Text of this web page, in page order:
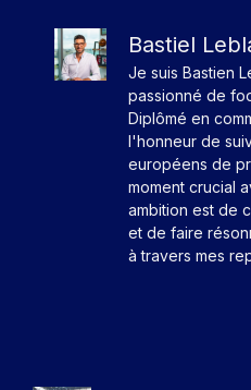
Bastiel
Je suis Bastien
passionné de
Diplômé en
l'honneur de
européens de
moment crucial
ambition est de
et de faire
à travers mes